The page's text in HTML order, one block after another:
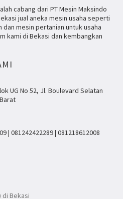
cabang dari PT Mesin Maksindo
jual aneka mesin usaha seperti
mesin pertanian untuk usaha
kami di Bekasi dan kembangkan
UG No 52, Jl. Boulevard Selatan
| 081242422289 | 081218612008
di Bekasi